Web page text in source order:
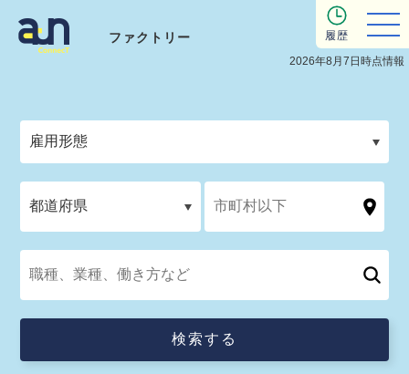
ファクトリー
2026年8月7日時点情報
履歴